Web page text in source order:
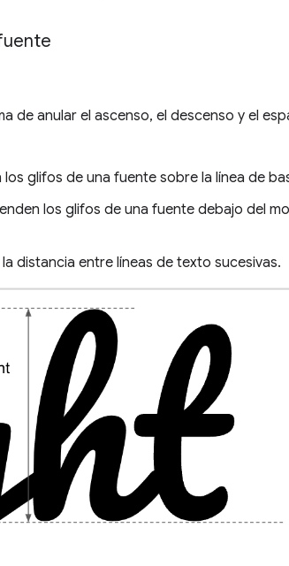
de anular el ascenso, el descenso y el
glifos de una fuente sobre la línea de
los glifos de una fuente debajo del
distancia entre líneas de texto sucesivas.